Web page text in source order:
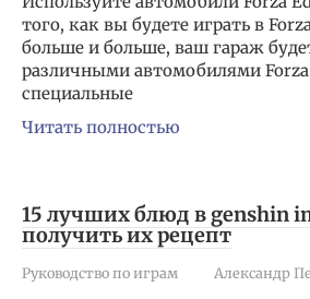
того, как вы будете играть в
больше и больше, ваш гараж
различными автомобилями
специальные
Читать полностью
15 лучших блюд в genshin
получить их рецепт
Руководство по играм Александр